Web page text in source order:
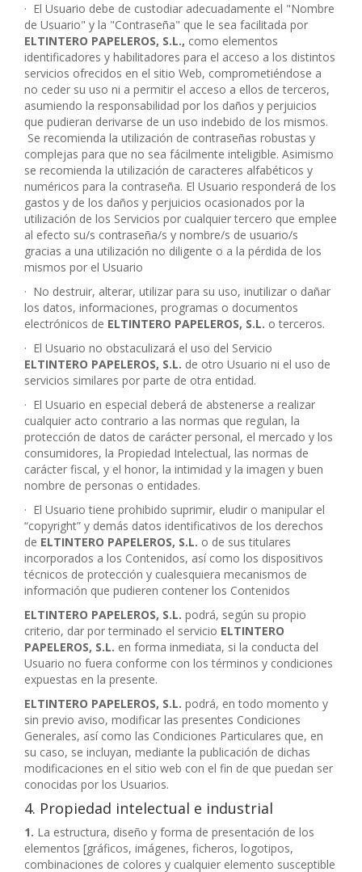
· El Usuario debe de custodiar adecuadamente el "Nombre
de Usuario" y la "Contraseña" que le sea facilitada por
ELTINTERO PAPELEROS, S.L., como elementos
identificadores y habilitadores para el acceso a los distintos
servicios ofrecidos en el sitio Web, comprometiéndose a
no ceder su uso ni a permitir el acceso a ellos de terceros,
asumiendo la responsabilidad por los daños y perjuicios
que pudieran derivarse de un uso indebido de los mismos.
Se recomienda la utilización de contraseñas robustas y
complejas para que no sea fácilmente inteligible. Asimismo
se recomienda la utilización de caracteres alfabéticos y
numéricos para la contraseña. El Usuario responderá de los
gastos y de los daños y perjuicios ocasionados por la
utilización de los Servicios por cualquier tercero que emplee
al efecto su/s contraseña/s y nombre/s de usuario/s
gracias a una utilización no diligente o a la pérdida de los
mismos por el Usuario
· No destruir, alterar, utilizar para su uso, inutilizar o dañar
los datos, informaciones, programas o documentos
electrónicos de ELTINTERO PAPELEROS, S.L. o terceros.
· El Usuario no obstaculizará el uso del Servicio
ELTINTERO PAPELEROS, S.L. de otro Usuario ni el uso de
servicios similares por parte de otra entidad.
· El Usuario en especial deberá de abstenerse a realizar
cualquier acto contrario a las normas que regulan, la
protección de datos de carácter personal, el mercado y los
consumidores, la Propiedad Intelectual, las normas de
carácter fiscal, y el honor, la intimidad y la imagen y buen
nombre de personas o entidades.
· El Usuario tiene prohibido suprimir, eludir o manipular el
“copyright” y demás datos identificativos de los derechos
de ELTINTERO PAPELEROS, S.L. o de sus titulares
incorporados a los Contenidos, así como los dispositivos
técnicos de protección y cualesquiera mecanismos de
información que pudieren contener los Contenidos
ELTINTERO PAPELEROS, S.L. podrá, según su propio
criterio, dar por terminado el servicio ELTINTERO
PAPELEROS, S.L. en forma inmediata, si la conducta del
Usuario no fuera conforme con los términos y condiciones
expuestas en la presente.
ELTINTERO PAPELEROS, S.L. podrá, en todo momento y
sin previo aviso, modificar las presentes Condiciones
Generales, así como las Condiciones Particulares que, en
su caso, se incluyan, mediante la publicación de dichas
modificaciones en el sitio web con el fin de que puedan ser
conocidas por los Usuarios.
4. Propiedad intelectual e industrial
1. La estructura, diseño y forma de presentación de los
elementos [gráficos, imágenes, ficheros, logotipos,
combinaciones de colores y cualquier elemento susceptible